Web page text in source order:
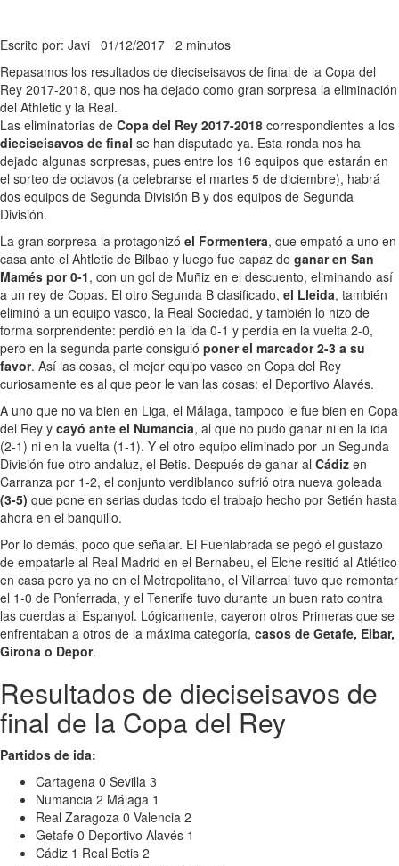
Escrito por: Javi 01/12/2017 2 minutos
Repasamos los resultados de dieciseisavos de final de la Copa del
Rey 2017-2018, que nos ha dejado como gran sorpresa la eliminación
del Athletic y la Real.
Las eliminatorias de Copa del Rey 2017-2018 correspondientes a los
dieciseisavos de final se han disputado ya. Esta ronda nos ha
dejado algunas sorpresas, pues entre los 16 equipos que estarán en
el sorteo de octavos (a celebrarse el martes 5 de diciembre), habrá
dos equipos de Segunda División B y dos equipos de Segunda
División.
La gran sorpresa la protagonizó el Formentera, que empató a uno en
casa ante el Ahtletic de Bilbao y luego fue capaz de ganar en San
Mamés por 0-1, con un gol de Muñiz en el descuento, eliminando así
a un rey de Copas. El otro Segunda B clasificado, el Lleida, también
eliminó a un equipo vasco, la Real Sociedad, y también lo hizo de
forma sorprendente: perdió en la ida 0-1 y perdía en la vuelta 2-0,
pero en la segunda parte consiguió poner el marcador 2-3 a su
favor. Así las cosas, el mejor equipo vasco en Copa del Rey
curiosamente es al que peor le van las cosas: el Deportivo Alavés.
A uno que no va bien en Liga, el Málaga, tampoco le fue bien en Copa
del Rey y cayó ante el Numancia, al que no pudo ganar ni en la ida
(2-1) ni en la vuelta (1-1). Y el otro equipo eliminado por un Segunda
División fue otro andaluz, el Betis. Después de ganar al Cádiz en
Carranza por 1-2, el conjunto verdiblanco sufrió otra nueva goleada
(3-5) que pone en serias dudas todo el trabajo hecho por Setién hasta
ahora en el banquillo.
Por lo demás, poco que señalar. El Fuenlabrada se pegó el gustazo
de empatarle al Real Madrid en el Bernabeu, el Elche resitió al Atlético
en casa pero ya no en el Metropolitano, el Villarreal tuvo que remontar
el 1-0 de Ponferrada, y el Tenerife tuvo durante un buen rato contra
las cuerdas al Espanyol. Lógicamente, cayeron otros Primeras que se
enfrentaban a otros de la máxima categoría, casos de Getafe, Eibar,
Girona o Depor.
Resultados de dieciseisavos de
final de la Copa del Rey
Partidos de ida:
Cartagena 0 Sevilla 3
Numancia 2 Málaga 1
Real Zaragoza 0 Valencia 2
Getafe 0 Deportivo Alavés 1
Cádiz 1 Real Betis 2